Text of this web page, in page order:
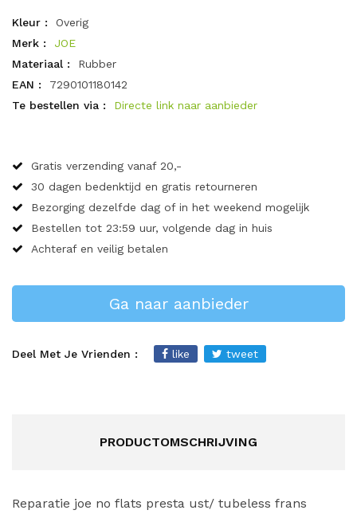
Kleur :
Overig
Merk :
JOE
Materiaal :
Rubber
EAN :
7290101180142
Te bestellen via :
Directe link naar aanbieder
Gratis verzending vanaf 20,-
30 dagen bedenktijd en gratis retourneren
Bezorging dezelfde dag of in het weekend mogelijk
Bestellen tot 23:59 uur, volgende dag in huis
Achteraf en veilig betalen
Ga naar aanbieder
Deel Met Je Vrienden : like tweet
PRODUCTOMSCHRIJVING
Reparatie joe no flats presta ust/ tubeless frans